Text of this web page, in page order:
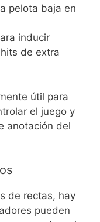
pelota baja en
inducir
de extra
útil para
el juego y
anotación del
de rectas, hay
pueden